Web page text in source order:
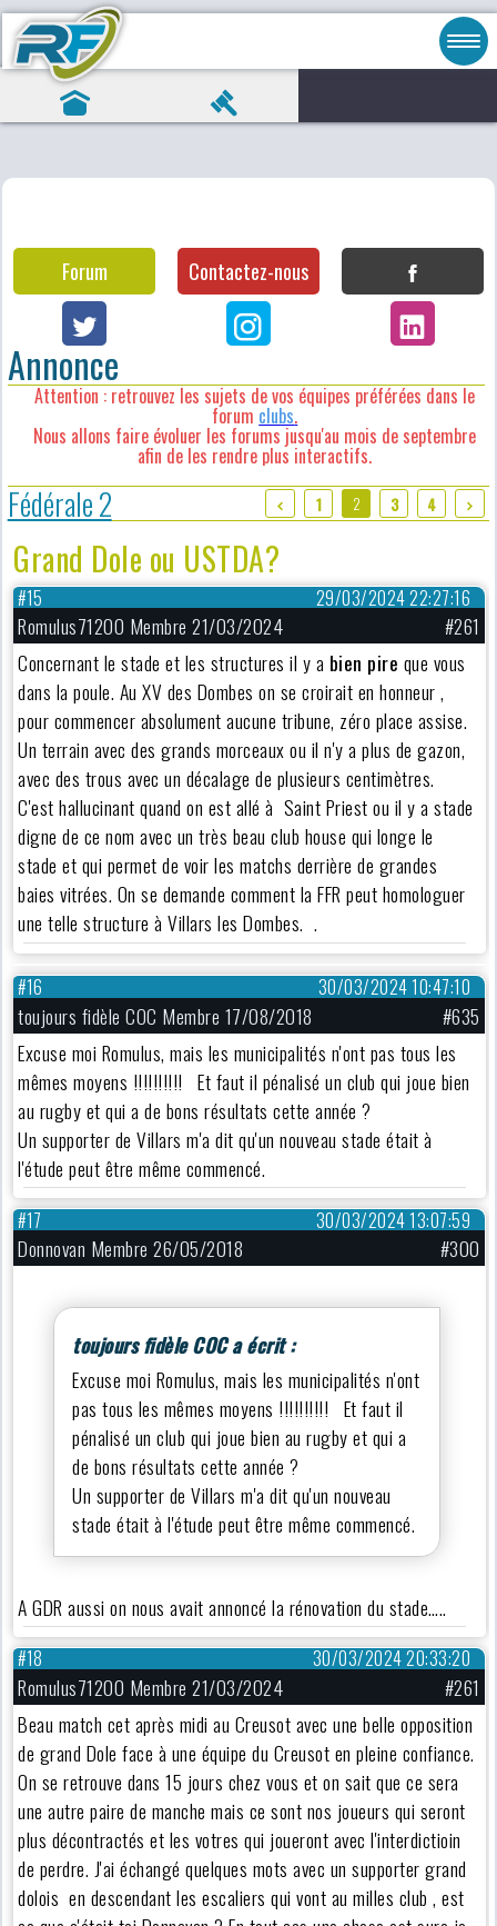
Forum Contactez-nous
Annonce
Attention : retrouvez les sujets de vos équipes préférées dans le
forum clubs.
Nous allons faire évoluer les forums jusqu'au mois de septembre
afin de les rendre plus interactifs.
Fédérale 2 1 2 3 4
Grand Dole ou USTDA?
29/03/2024 22:27:16
#15
Romulus71200 Membre 21/03/2024
#261
Concernant le stade et les structures il y a bien pire que vous
dans la poule. Au XV des Dombes on se croirait en honneur ,
pour commencer absolument aucune tribune, zéro place assise.
Un terrain avec des grands morceaux ou il n'y a plus de gazon,
avec des trous avec un décalage de plusieurs centimètres.
C'est hallucinant quand on est allé à Saint Priest ou il y a stade
digne de ce nom avec un très beau club house qui longe le
stade et qui permet de voir les matchs derrière de grandes
baies vitrées. On se demande comment la FFR peut homologuer
une telle structure à Villars les Dombes. .
30/03/2024 10:47:10
#16
toujours fidèle COC Membre 17/08/2018
#635
Excuse moi Romulus, mais les municipalités n'ont pas tous les
mêmes moyens !!!!!!!!!! Et faut il pénalisé un club qui joue bien
au rugby et qui a de bons résultats cette année ?
Un supporter de Villars m'a dit qu'un nouveau stade était à
l'étude peut être même commencé.
30/03/2024 13:07:59
#17
Donnovan Membre 26/05/2018 #300
toujours fidèle COC a écrit :
Excuse moi Romulus, mais les municipalités n'ont
pas tous les mêmes moyens !!!!!!!!!! Et faut il
pénalisé un club qui joue bien au rugby et qui a
de bons résultats cette année ?
Un supporter de Villars m'a dit qu'un nouveau
stade était à l'étude peut être même commencé.
A GDR aussi on nous avait annoncé la rénovation du stade…..
30/03/2024 20:33:20
#18
Romulus71200 Membre 21/03/2024
#261
Beau match cet après midi au Creusot avec une belle opposition
de grand Dole face à une équipe du Creusot en pleine confiance.
On se retrouve dans 15 jours chez vous et on sait que ce sera
une autre paire de manche mais ce sont nos joueurs qui seront
plus décontractés et les votres qui joueront avec l'interdictioin
de perdre. J'ai échangé quelques mots avec un supporter grand
dolois en descendant les escaliers qui vont au milles club , est